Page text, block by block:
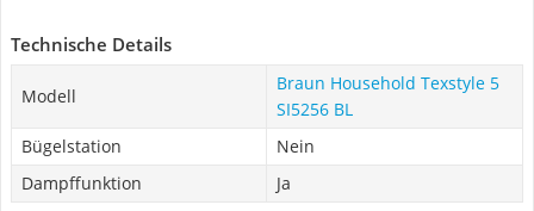
Technische Details
Modell
Braun Household Texstyle 5
SI5256 BL
Bügelstation
Nein
Dampffunktion
Ja